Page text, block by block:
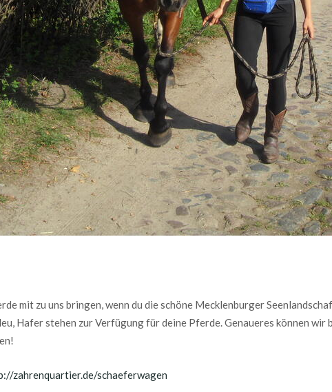
mit zu uns bringen, wenn du die schöne Mecklenburger
Hafer stehen zur Verfügung für deine Pferde. Genaueres können wir
zahrenquartier.de/schaeferwagen